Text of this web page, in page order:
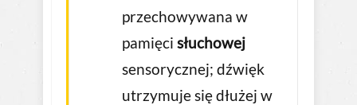
przechowywana w
pamięci słuchowej
sensorycznej; dźwięk
utrzymuje się dłużej w